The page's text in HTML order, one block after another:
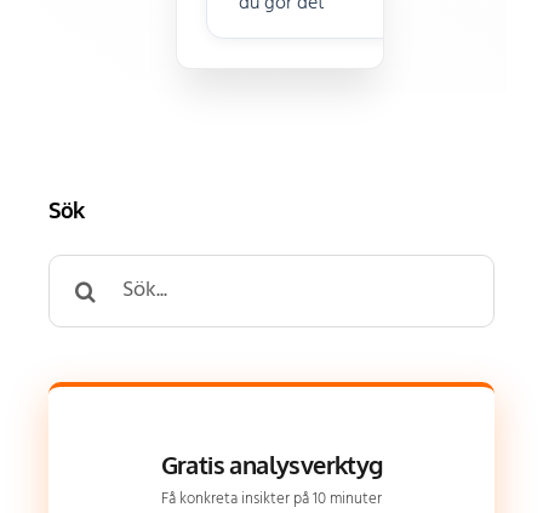
Sök
Search
for:
Gratis analysverktyg
Få konkreta insikter på 10 minuter